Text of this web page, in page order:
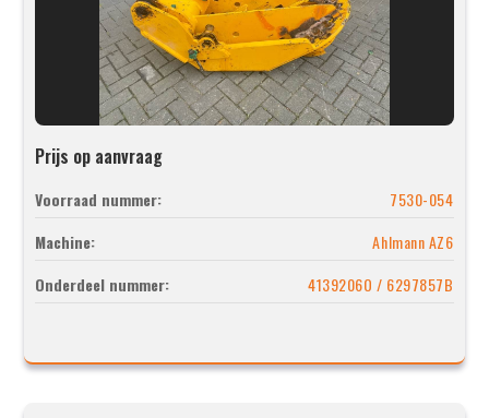
Prijs op aanvraag
Voorraad nummer:
7530-054
Machine:
Ahlmann AZ6
Onderdeel nummer:
4139206O / 6297857B